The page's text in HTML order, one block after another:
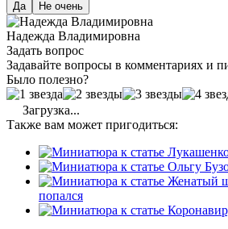
Да Не очень
Надежда Владимировна
Задать вопрос
Задавайте вопросы в комментариях и
Было полезно?
Загрузка...
Также вам может пригодиться:
попался